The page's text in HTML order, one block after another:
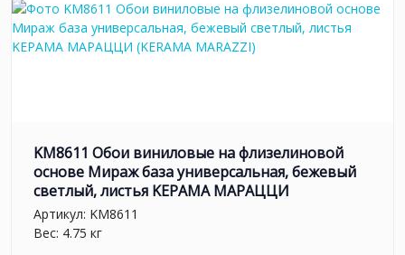
KM8611 Обои виниловые на флизелиновой
основе Мираж база универсальная, бежевый
светлый, листья KЕРАМА МАРАЦЦИ
Артикул: KM8611
Вес: 4.75 кг